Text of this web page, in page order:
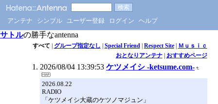
アンテナ シンプル ユーザー登録 ログイン ヘルプ
サトルの勝手なantenna
すべて | グループ指定なし | Special Friend| Respect Site| Ｍｕｓｉｃ
おとなりアンテナ| おすすめページ
2026/08/04 13:39:53 ケツメイシ -ketsume.com-
2026.08.22
RADIO
「ケツメイシ大蔵のケツノマジュン」